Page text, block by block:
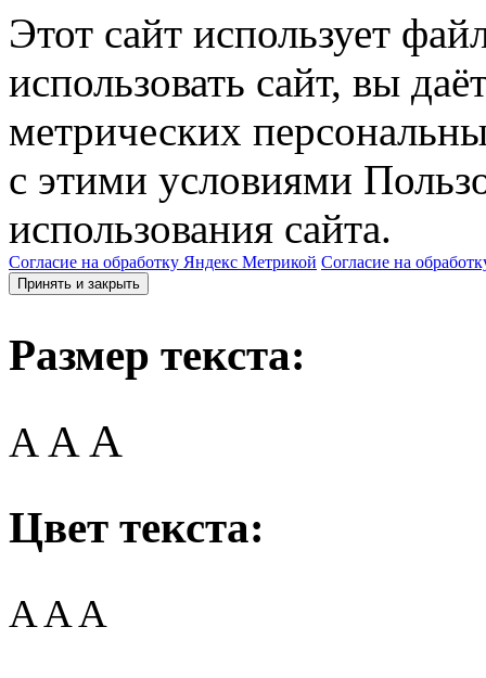
Этот сайт использует
использовать сайт, вы
метрических
с этими условиями
использования сайта.
Согласие на обработку Яндекс Метрикой Согласие на
Принять и закрыть
Размер текста:
A AA
Цвет текста:
AAA